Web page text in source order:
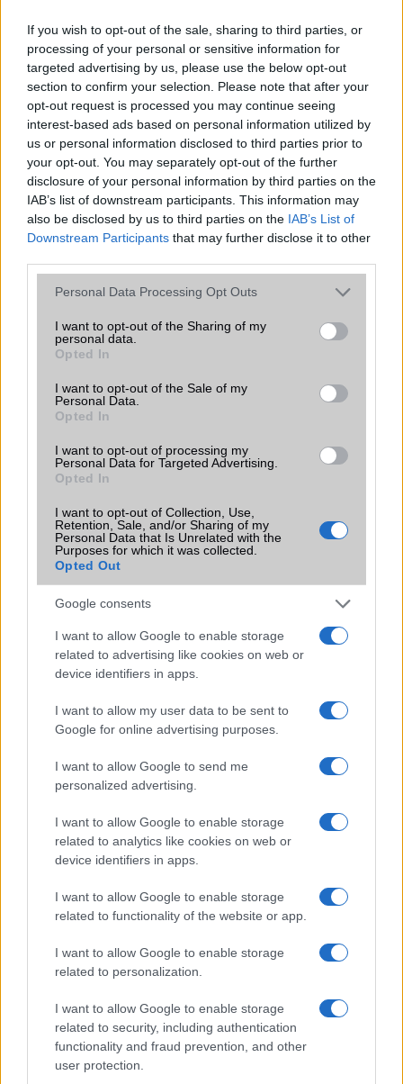
If you wish to opt-out of the sale, sharing to third parties, or
processing of your personal or sensitive information for
targeted advertising by us, please use the below opt-out
section to confirm your selection. Please note that after your
opt-out request is processed you may continue seeing
interest-based ads based on personal information utilized by
us or personal information disclosed to third parties prior to
your opt-out. You may separately opt-out of the further
disclosure of your personal information by third parties on the
IAB’s list of downstream participants. This information may
also be disclosed by us to third parties on the IAB’s List of
Downstream Participants that may further disclose it to other
Please note that this website/app uses one or more Google
not limited to your visit or usage behaviour. You may click to
grant or deny consent to Google and its third-party tags to
use your data for below specified purposes in below Google
consent section.
Personal Data Processing Opt Outs
I want to opt-out of the Sharing of my
personal data.
Opted In
I want to opt-out of the Sale of my
Personal Data.
Opted In
I want to opt-out of processing my
Personal Data for Targeted Advertising.
Opted In
I want to opt-out of Collection, Use,
Retention, Sale, and/or Sharing of my
Personal Data that Is Unrelated with the
Purposes for which it was collected.
Opted Out
Google consents
I want to allow Google to enable storage
related to advertising like cookies on web or
device identifiers in apps.
I want to allow my user data to be sent to
Google for online advertising purposes.
I want to allow Google to send me
personalized advertising.
I want to allow Google to enable storage
related to analytics like cookies on web or
device identifiers in apps.
I want to allow Google to enable storage
related to functionality of the website or app.
I want to allow Google to enable storage
related to personalization.
I want to allow Google to enable storage
related to security, including authentication
functionality and fraud prevention, and other
user protection.
Organizer Nincs
T9 szótár Nincs
Office alkalmazások Nincs
ecompass
Extrák ultra széles hangrendszer
EGYÉB
Vibra jelzés Van
SIM típus eSIM
Flight mode Van
Funkciók
Szív ritmus, légnyomás, test
Brand WatchPhone
Limited Edition Nincs
SAR
Új és Használt GSM kiemelt ajánlatok
Apple iPhone 17 Pro Max
Euro Gsm
489.000 Ft (új)
Apple iPhone 17 Pro